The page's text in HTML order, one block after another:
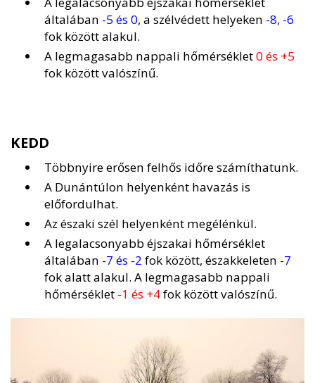
általában -5 és 0, a szélvédett helyeken -8, -6
fok között alakul.
A legmagasabb nappali hőmérséklet0 és +5
fok között valószínű.
KEDD
Többnyire erősen felhős időre számíthatunk.
A Dunántúlon helyenként havazás is
előfordulhat.
Az északi szél helyenként megélénkül.
A legalacsonyabb éjszakai hőmérséklet
általában -7 és -2 fok között, északkeleten -7
fok alatt alakul. A legmagasabb nappali
hőmérséklet -1 és +4fok között valószínű.